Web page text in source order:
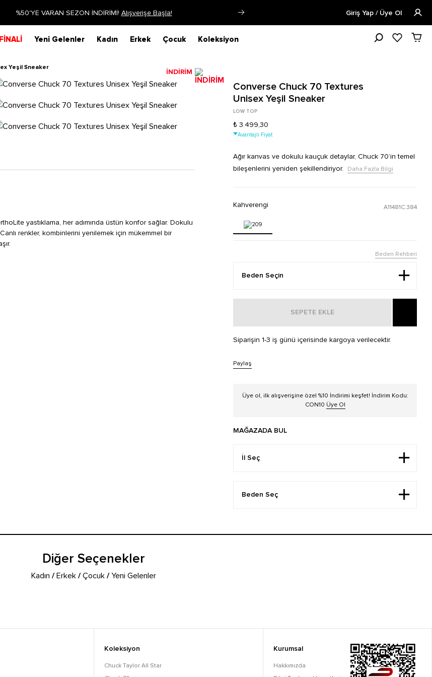
VARAN SEZON İNDİRİMİ!Alışverişe Başla! Siparişin 1-3 iş günü içerisinde kargoya verilecektir.
Giriş Yap / Üye Ol
Yeni Gelenler Kadın Erkek Çocuk Koleksiyon
Yeşil Sneaker
İNDİRİM
yastıklama, her adımında üstün konfor sağlar. Dokulu
renkler, kombinlerini yenilemek için mükemmel bir
Converse Chuck 70 Textures
Unisex Yeşil Sneaker
LOW TOP
₺ 3.499,30
Avantajlı Fiyat
Ağır kanvas ve dokulu kauçuk detaylar, Chuck 70’in temel
bileşenlerini yeniden şekillendiriyor.
Daha Fazla Bilgi
Kahverengi A11481C.384
Beden Rehberi
SEPETE EKLE
Siparişin 1-3 iş günü içerisinde kargoya verilecektir.
Paylaş
Üye ol, ilk alışverişine özel %10 İndirimi keşfet! İndirim Kodu:
CON10 Üye Ol
MAĞAZADA BUL
Diğer Seçenekler
Kadın /Erkek /Çocuk /Yeni Gelenler
Koleksiyon
Chuck Taylor All Star
Kurumsal
Hakkımızda